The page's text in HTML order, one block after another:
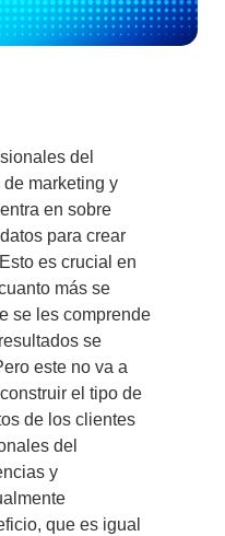
del
marketing y
en sobre
para crear
es crucial en
más se
se les comprende
se
este no va a
el tipo de
de los clientes
del
y
que es igual